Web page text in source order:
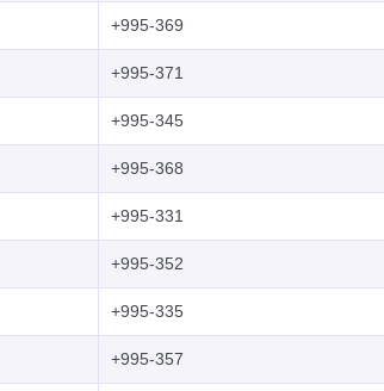
+995-369
+995-371
+995-345
+995-368
+995-331
+995-352
+995-335
+995-357